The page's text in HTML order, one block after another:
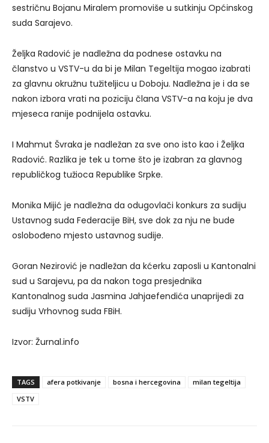
sestričnu Bojanu Miralem promoviše u sutkinju Općinskog
suda Sarajevo.
Željka Radović je nadležna da podnese ostavku na
članstvo u VSTV-u da bi je Milan Tegeltija mogao izabrati
za glavnu okružnu tužiteljicu u Doboju. Nadležna je i da se
nakon izbora vrati na poziciju člana VSTV-a na koju je dva
mjeseca ranije podnijela ostavku.
I Mahmut Švraka je nadležan za sve ono isto kao i Željka
Radović. Razlika je tek u tome što je izabran za glavnog
republičkog tužioca Republike Srpke.
Monika Mijić je nadležna da odugovlači konkurs za sudiju
Ustavnog suda Federacije BiH, sve dok za nju ne bude
oslobođeno mjesto ustavnog sudije.
Goran Nezirović je nadležan da kćerku zaposli u Kantonalni
sud u Sarajevu, pa da nakon toga presjednika
Kantonalnog suda Jasmina Jahjaefendića unaprijedi za
sudiju Vrhovnog suda FBiH.
Izvor: Žurnal.info
TAGS afera potkivanje bosna i hercegovina
milan tegeltija
VSTV